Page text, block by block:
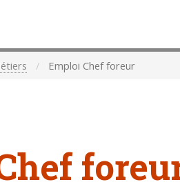
Emploi Chef foreur